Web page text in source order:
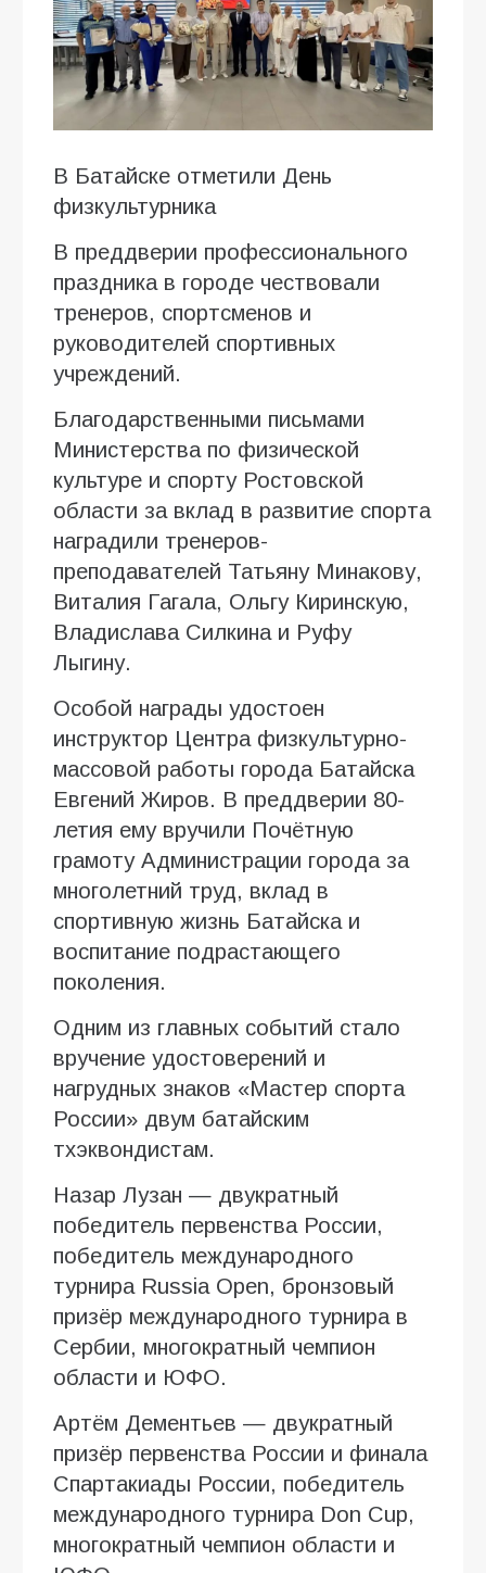
В Батайске отметили День
физкультурника
В преддверии профессионального
праздника в городе чествовали
тренеров, спортсменов и
руководителей спортивных
учреждений.
Благодарственными письмами
Министерства по физической
культуре и спорту Ростовской
области за вклад в развитие спорта
наградили тренеров-
преподавателей Татьяну Минакову,
Виталия Гагала, Ольгу Киринскую,
Владислава Силкина и Руфу
Лыгину.
Особой награды удостоен
инструктор Центра физкультурно-
массовой работы города Батайска
Евгений Жиров. В преддверии 80-
летия ему вручили Почётную
грамоту Администрации города за
многолетний труд, вклад в
спортивную жизнь Батайска и
воспитание подрастающего
поколения.
Одним из главных событий стало
вручение удостоверений и
нагрудных знаков «Мастер спорта
России» двум батайским
тхэквондистам.
Назар Лузан — двукратный
победитель первенства России,
победитель международного
турнира Russia Open, бронзовый
призёр международного турнира в
Сербии, многократный чемпион
области и ЮФО.
Артём Дементьев — двукратный
призёр первенства России и финала
Спартакиады России, победитель
международного турнира Don Cup,
многократный чемпион области и